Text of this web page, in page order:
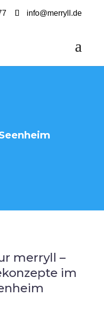
info@merryll.de
merryll –
im